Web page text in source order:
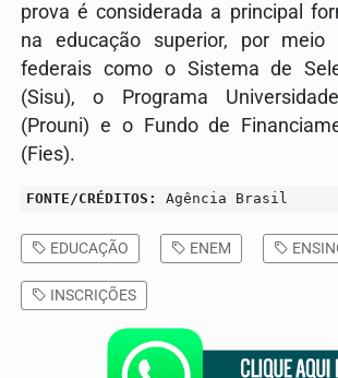
prova é considerada a principal
na educação superior, por meio
federais como o Sistema de
(Sisu), o Programa
(Prouni) e o Fundo de
(Fies).
FONTE/CRÉDITOS: Agência Brasil
EDUCAÇÃO ENEM
INSCRIÇÕES